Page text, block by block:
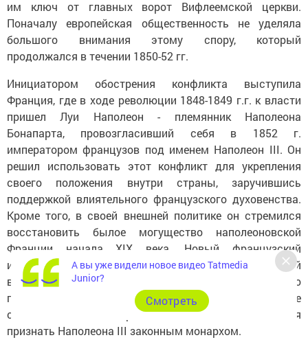
им ключ от главных ворот Вифлеемской церкви.
Поначалу европейская общественность не уделяла
большого внимания этому спору, который
продолжался в течении 1850-52 гг.
Инициатором обострения конфликта выступила
Франция, где в ходе революции 1848-1849 г.г. к власти
пришел Луи Наполеон - племянник Наполеона
Бонапарта, провозгласивший себя в 1852 г.
императором французов под именем Наполеон III. Он
решил использовать этот конфликт для укрепления
своего положения внутри страны, заручившись
поддержкой влиятельного французского духовенства.
Кроме того, в своей внешней политике он стремился
восстановить былое могущество наполеоновской
Франции начала XIX века. Новый французский
император стремился к небольшой победоносной
войне с целью укрепления своего международного
престижа. С этого времени русско-французские
отношения начали портиться, а Николай I отказался
признать Наполеона III законным монархом.
А вы уже видели новое видео Tatmedia
Junior?
Cмотреть